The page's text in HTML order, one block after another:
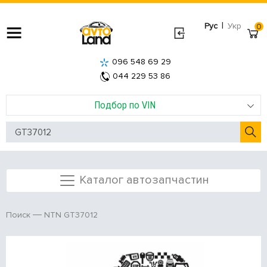
Рус | Укр
Подбор по VIN
096 548 69 29
044 229 53 86
0
Каталог автозапчастин
Поиск NTN GT37012